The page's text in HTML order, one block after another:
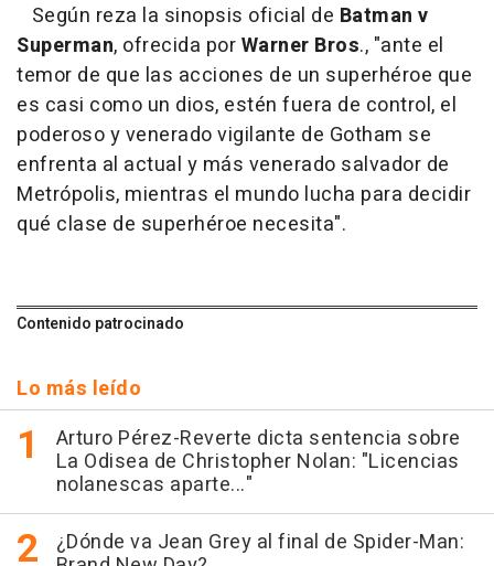
Según reza la sinopsis oficial de Batman v
Superman, ofrecida porWarner Bros., "ante el
temor de que las acciones de un superhéroe que
es casi como un dios, estén fuera de control, el
poderoso y venerado vigilante de Gotham se
enfrenta al actual y más venerado salvador de
Metrópolis, mientras el mundo lucha para decidir
qué clase de superhéroe necesita".
Contenido patrocinado
Lo más leído
Arturo Pérez-Reverte dicta sentencia sobre
La Odisea de Christopher Nolan: "Licencias
nolanescas aparte..."
¿Dónde va Jean Grey al final de Spider-Man: